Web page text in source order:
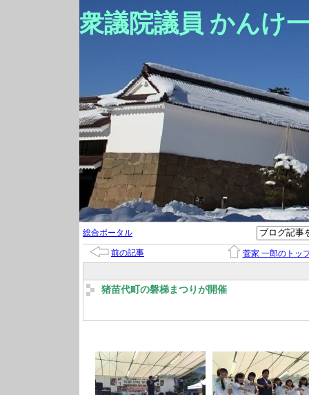
衆議院議員 かんけ
総合ポータル
前の記事 菅家 一郎のトッ
猪苗代町の磐梯まつりが開催